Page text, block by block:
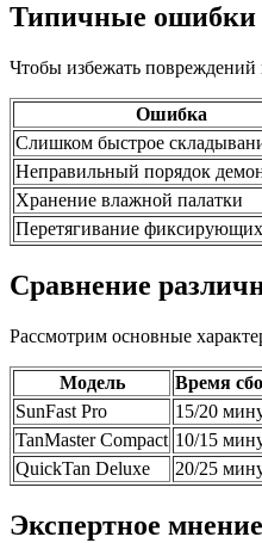
Типичные ошибки
Чтобы избежать повреждений
Ошибка
Слишком быстрое
Неправильный порядок
Хранение влажной палатки
Перетягивание
Сравнение
Рассмотрим основные
Модель Время
SunFast Pro
15/20
TanMaster Compact 10/15
QuickTan Deluxe
20/25
Экспертное мнение